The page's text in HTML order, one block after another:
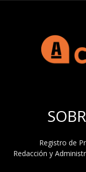
Registro de
Redacción y